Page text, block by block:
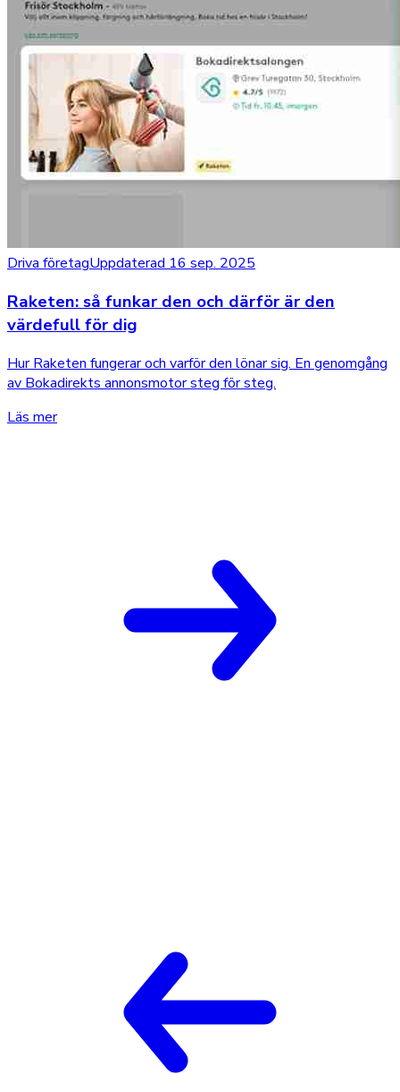
Driva företagUppdaterad 16 sep. 2025
Raketen: så funkar den och därför är den
värdefull för dig
Hur Raketen fungerar och varför den lönar sig. En genomgång
av Bokadirekts annonsmotor steg för steg.
Läs mer